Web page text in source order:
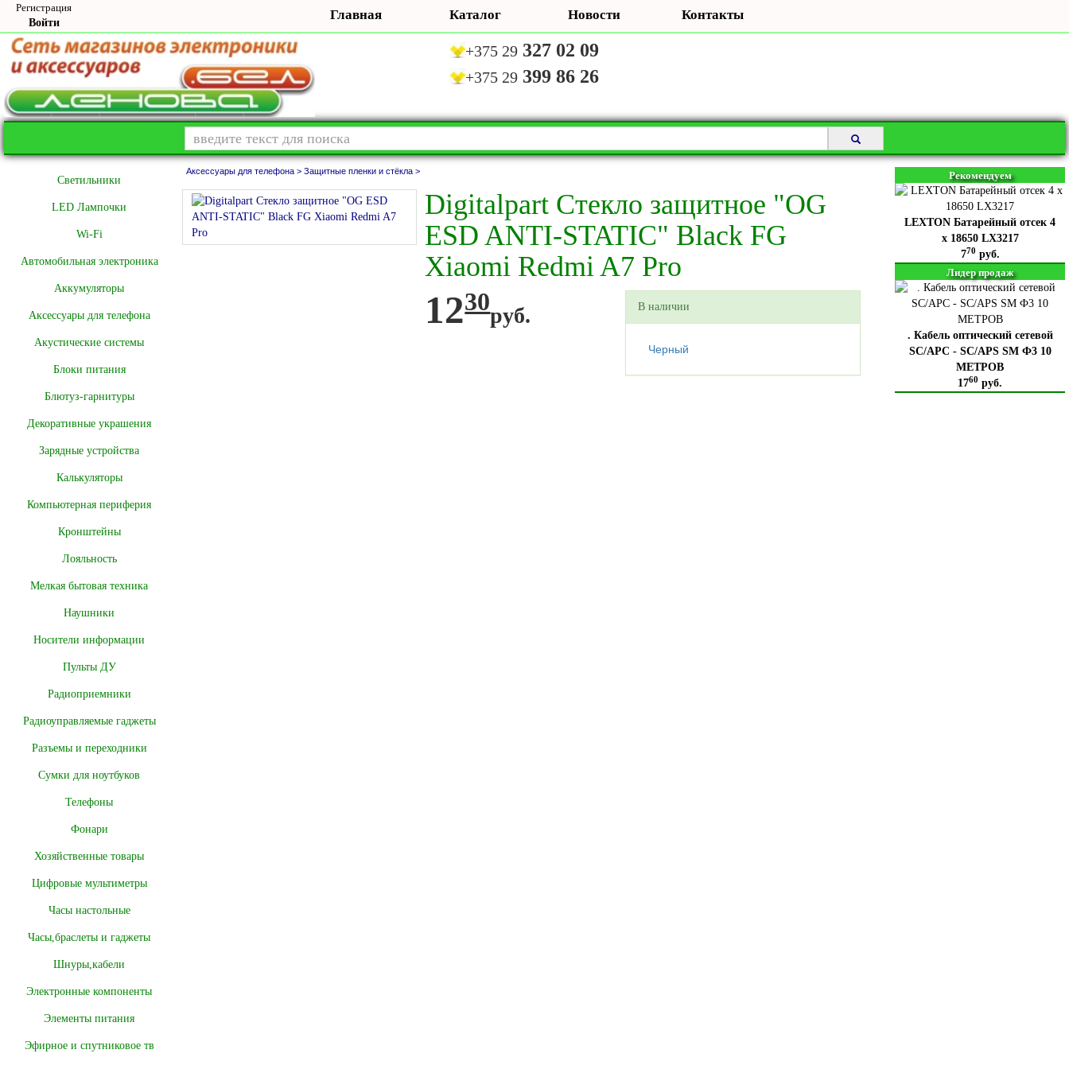
Регистрация
Войти
Главная Каталог Новости Контакты
+375 29 327 02 09
+375 29 399 86 26
Cветильники
LED Лампочки
Wi-Fi
Автомобильная электроника
Аккумуляторы
Аксессуары для телефона
Акустические системы
Блоки питания
Блютуз-гарнитуры
Декоративные украшения
Зарядные устройства
Калькуляторы
Компьютерная периферия
Кронштейны
Лояльность
Мелкая бытовая техника
Наушники
Носители информации
Пульты ДУ
Радиоприемники
Радиоуправляемые гаджеты
Разъемы и переходники
Сумки для ноутбуков
Телефоны
Фонари
Хозяйственные товары
Цифровые мультиметры
Часы настольные
Часы,браслеты и гаджеты
Шнуры,кабели
Электронные компоненты
Элементы питания
Эфирное и спутниковое тв
Аксессуары для телефона > Защитные пленки и стёкла >
Digitalpart Стекло защитное "OG
ESD ANTI-STATIC" Black FG
Xiaomi Redmi A7 Pro
1230руб. В наличии
Черный
Рекомендуем
LEXTON Батарейный отсек 4
x 18650 LX3217
770 руб.
Лидер продаж
. Кабель оптический сетевой
SC/APC - SC/APS SM Ф3 10
МЕТРОВ
1760 руб.